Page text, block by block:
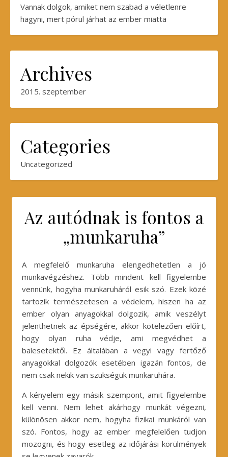
Vannak dolgok, amiket nem szabad a véletlenre
hagyni, mert pórul járhat az ember miatta
Archives
2015. szeptember
Categories
Uncategorized
Az autódnak is fontos a
„munkaruha”
A megfelelő munkaruha elengedhetetlen a jó
munkavégzéshez. Több mindent kell figyelembe
vennünk, hogyha munkaruháról esik szó. Ezek közé
tartozik természetesen a védelem, hiszen ha az
ember olyan anyagokkal dolgozik, amik veszélyt
jelenthetnek az épségére, akkor kötelezően előírt,
hogy olyan ruha védje, ami megvédhet a
balesetektől. Ez általában a vegyi vagy fertőző
anyagokkal dolgozók esetében igazán fontos, de
nem csak nekik van szükségük munkaruhára.
A kényelem egy másik szempont, amit figyelembe
kell venni. Nem lehet akárhogy munkát végezni,
különösen akkor nem, hogyha fizikai munkáról van
szó. Fontos, hogy az ember megfelelően tudjon
mozogni, és hogy esetleg az időjárási körülmények